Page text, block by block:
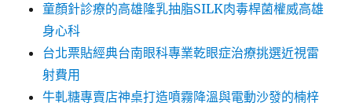
童顏針診療的高雄隆乳抽脂SILK肉毒桿菌權威高雄
身心科
台北票貼經典台南眼科專業乾眼症治療挑選近視雷
射費用
牛軋糖專賣店神桌打造噴霧降溫與電動沙發的楠梓